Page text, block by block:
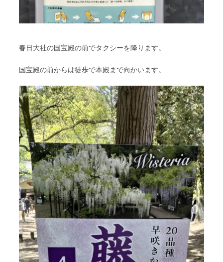
春日大社の国宝殿の前でタクシーを降ります。
国宝殿の前からは徒歩で本殿まで向かいます。